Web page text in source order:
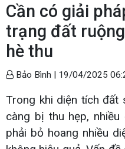
Cần có giải
trạng đất
hè thu
Bảo Bình | 19/04/2025
Trong khi diện tích đất
càng bị thu hẹp,
phải bỏ hoang nhiều